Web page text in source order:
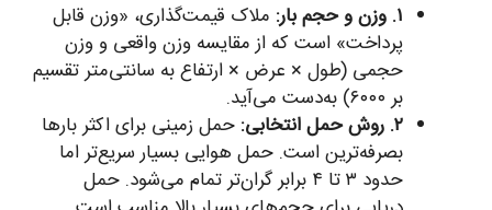
۱. وزن و حجم بار:
ملاک قیمت‌گذاری، «وزن قابل
پرداخت» است که از مقایسه وزن واقعی و وزن
حجمی (طول × عرض × ارتفاع به سانتی‌متر تقسیم
بر ۶۰۰۰) به‌دست می‌آید.
۲. روش حمل انتخابی:
حمل زمینی برای اکثر بارها
بصرفه‌ترین است. حمل هوایی بسیار سریع‌تر اما
حدود ۳ تا ۴ برابر گران‌تر تمام می‌شود. حمل